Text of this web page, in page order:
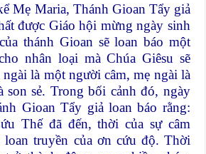
Mẹ Maria, Thánh Gioan Tẩy giả
được Giáo hội mừng ngày sinh
thánh Gioan sẽ loan báo một
nhân loại mà Chúa Giêsu sẽ
là một người câm, mẹ ngài là
son sẻ. Trong bối cảnh đó, ngày
Gioan Tẩy giả loan báo rằng:
Thế đã đến, thời của sự câm
loan truyền của ơn cứu độ. Thời